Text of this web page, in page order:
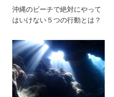
沖縄のビーチで絶対にやって
はいけない５つの行動とは？